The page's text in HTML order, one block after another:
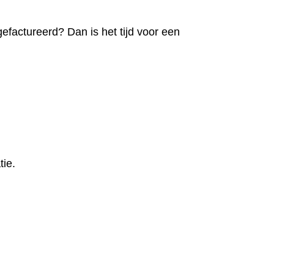
Dan is het tijd voor een